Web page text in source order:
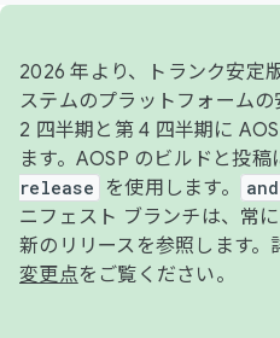
2026 年より、トランク安定
ステムのプラットフォーム
2 四半期と第 4 四半期に
ます。AOSP のビルドと投稿
release
を使用します。
ニフェスト ブランチは、常
新のリリースを参照します。
変更点をご覧ください。